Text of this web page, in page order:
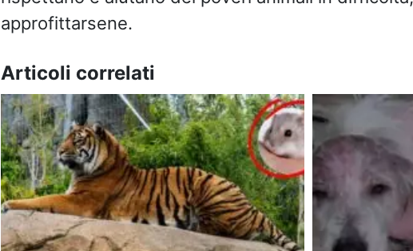
approfittarsene.
Articoli correlati